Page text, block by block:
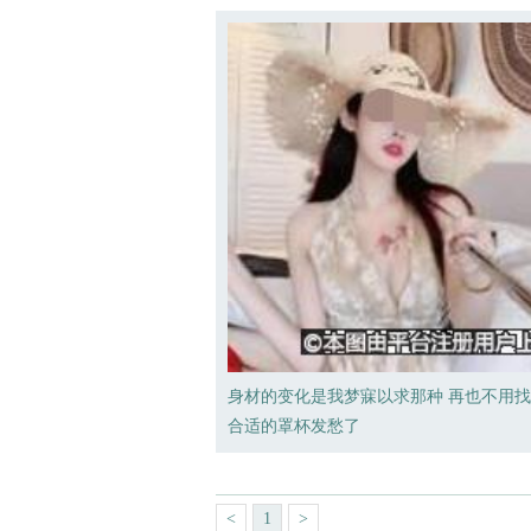
身材的变化是我梦寐以求那种 再也不用
合适的罩杯发愁了
< 1 >